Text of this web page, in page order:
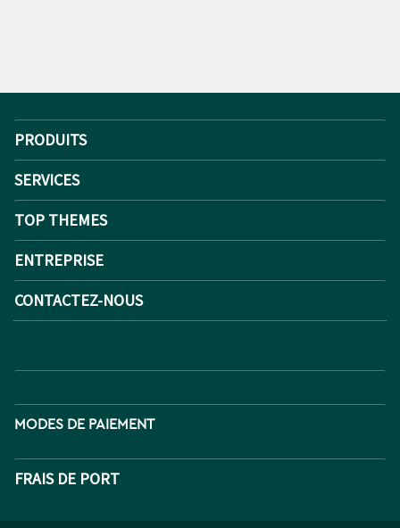
PRODUITS
SERVICES
TOP THEMES
ENTREPRISE
CONTACTEZ-NOUS
MODES DE PAIEMENT
FRAIS DE PORT